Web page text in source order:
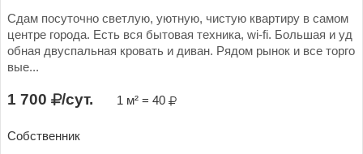
Сдам посуточно светлую, уютную, чистую квартиру в самом
центре города. Есть вся бытовая техника, wi-fi. Большая и уд
обная двуспальная кровать и диван. Рядом рынок и все торго
вые...
1 700 /сут. 1 м² = 40
Собственник